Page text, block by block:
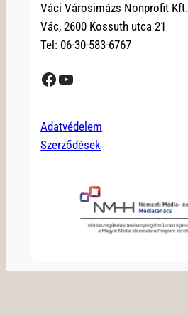
Váci Városimázs Nonprofit Kft.
Vác, 2600 Kossuth utca 21
Tel: 06-30-583-6767
Facebook YouTube
Adatvédelem
Szerződések